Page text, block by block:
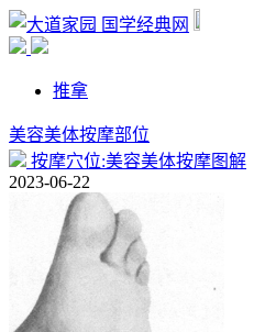
国学经典网
推拿
美容美体按摩部位
按摩穴位:美容美体按摩图解
2023-06-22